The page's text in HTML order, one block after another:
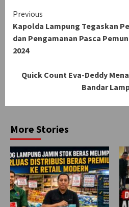
Continue
Reading
Previous
Kapolda Lampung Tegaskan
dan Pengamanan Pasca
2024
Quick Count Eva-Deddy
Bandar
More Stories